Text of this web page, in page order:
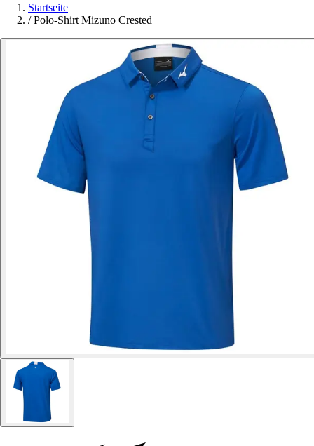
Startseite
/ Polo-Shirt Mizuno Crested